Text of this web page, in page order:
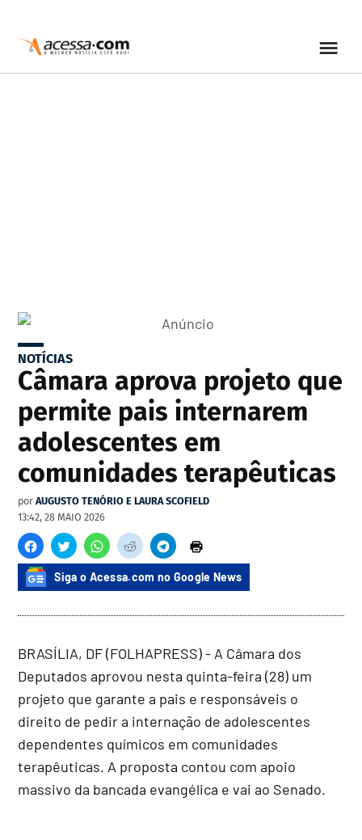
NOTÍCIAS
Câmara aprova projeto que
permite pais internarem
adolescentes em
comunidades terapêuticas
por AUGUSTO TENÓRIO E LAURA SCOFIELD
13:42, 28 MAIO 2026
Siga o Acessa.com no Google News
BRASÍLIA, DF (FOLHAPRESS) - A Câmara dos
Deputados aprovou nesta quinta-feira (28) um
projeto que garante a pais e responsáveis o
direito de pedir a internação de adolescentes
dependentes químicos em comunidades
terapêuticas. A proposta contou com apoio
massivo da bancada evangélica e vai ao Senado.